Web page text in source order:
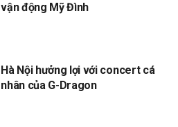
vận động Mỹ Đình
Hà Nội hưởng lợi với concert cá
nhân của G-Dragon